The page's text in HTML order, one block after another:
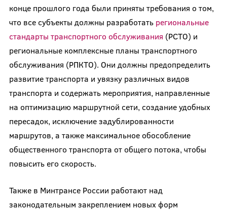
конце прошлого года были приняты требования о том,
что все субъекты должны разработать региональные
стандарты транспортного обслуживания (РСТО) и
региональные комплексные планы транспортного
обслуживания (РПКТО). Они должны предопределить
развитие транспорта и увязку различных видов
транспорта и содержать мероприятия, направленные
на оптимизацию маршрутной сети, создание удобных
пересадок, исключение задублированности
маршрутов, а также максимальное обособление
общественного транспорта от общего потока, чтобы
повысить его скорость.
Также в Минтрансе России работают над
законодательным закреплением новых форм